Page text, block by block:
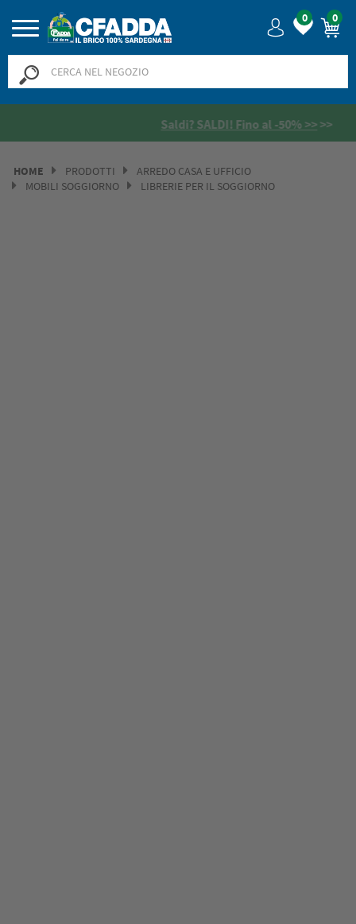
0 0
Saldi? SALDI! Fino al -50% >>>>
HOME PRODOTTI
ARREDO CASA E UFFICIO
MOBILI SOGGIORNO
LIBRERIE PER IL SOGGIORNO